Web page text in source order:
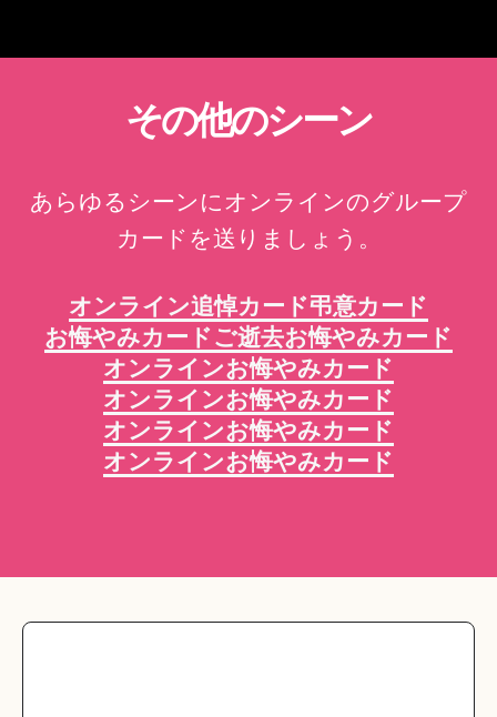
その他のシーン
あらゆるシーンにオンラインのグループ
カードを送りましょう。
オンライン追悼カード弔意カード
お悔やみカードご逝去お悔やみカード
オンラインお悔やみカード
オンラインお悔やみカード
オンラインお悔やみカード
オンラインお悔やみカード